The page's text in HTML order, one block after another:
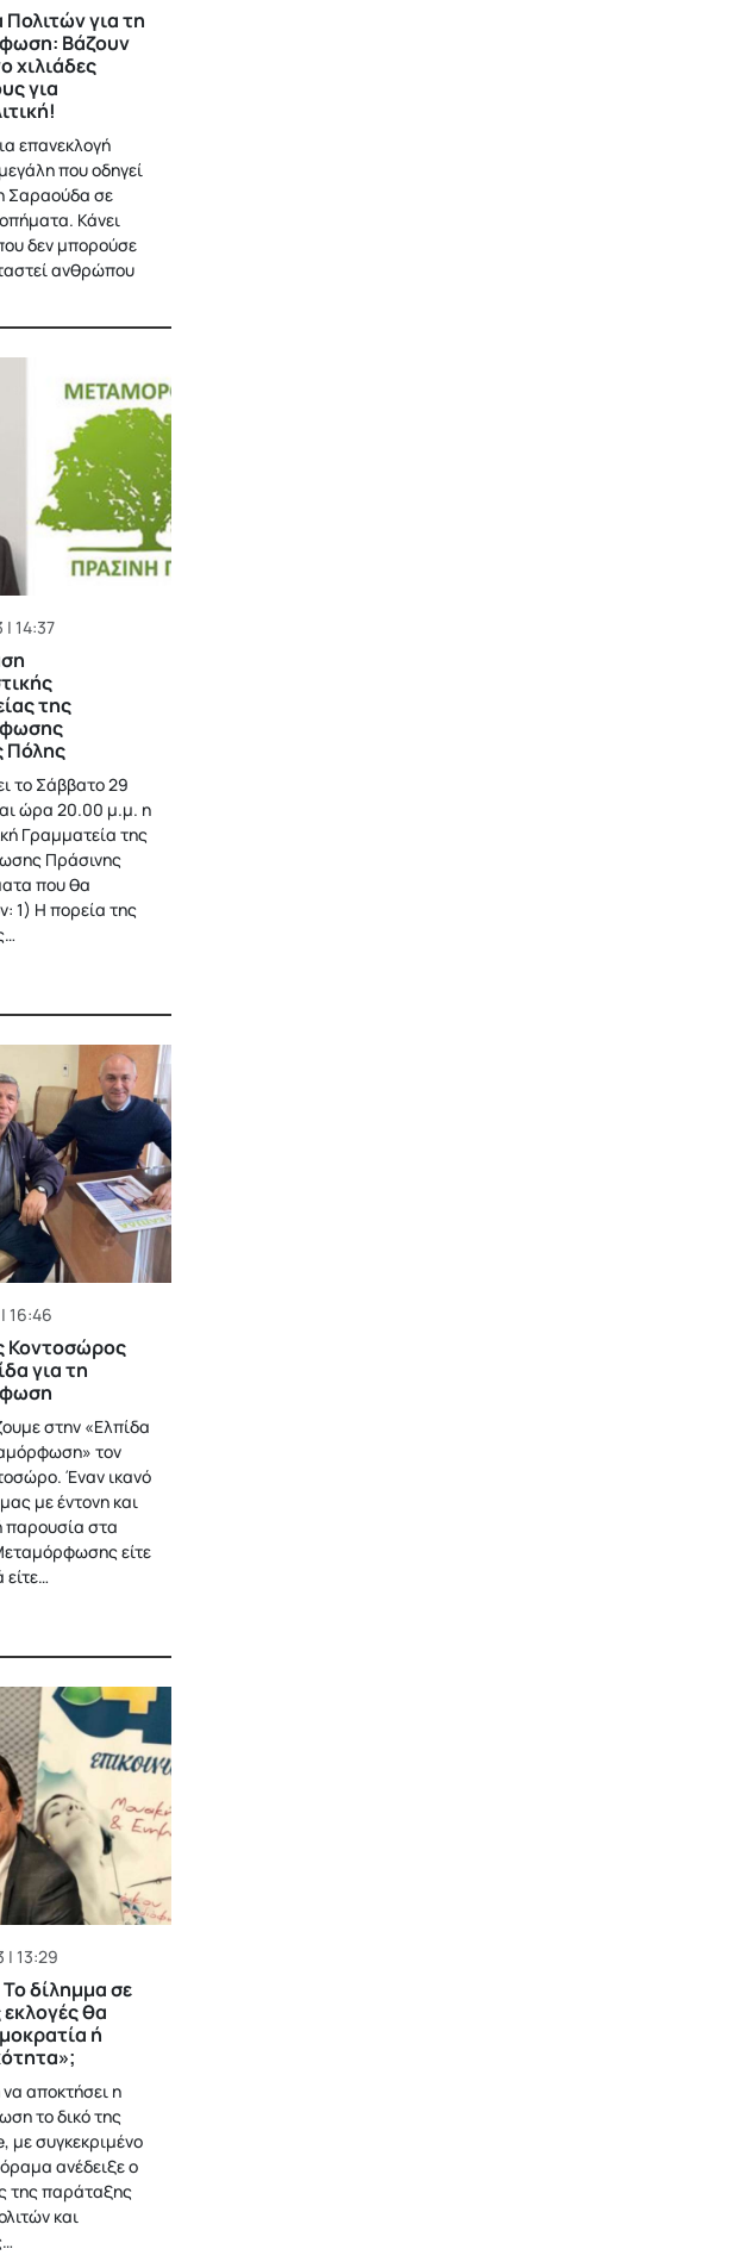
για τη
Βάζουν
χιλιάδες
για
επανεκλογή
που οδηγεί
Σαραούδα σε
Κάνει
δεν μπορούσε
ανθρώπου
14:37
της
Πόλης
το Σάββατο 29
ώρα 20.00 μ.μ. η
Γραμματεία της
Πράσινης
που θα
1) Η πορεία της
16:46
Κοντοσώρος
για τη
στην «Ελπίδα
τον
Έναν ικανό
με έντονη και
παρουσία στα
είτε
| 13:29
δίλημμα σε
εκλογές θα
ή
αποκτήσει η
το δικό της
με συγκεκριμένο
ανέδειξε ο
της παράταξης
και